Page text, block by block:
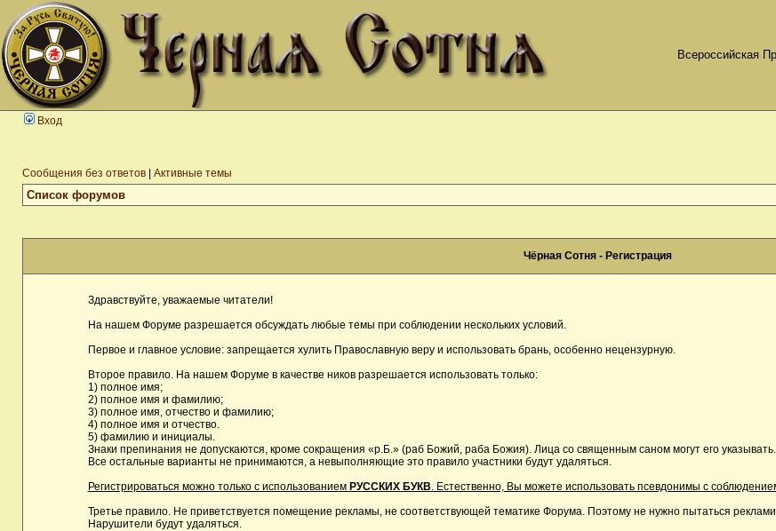
Всероссийская
Вход
Сообщения без ответов Активные темы
Список форумов
Чёрная Сотня - Регистрация
Здравствуйте, уважаемые читатели!
На нашем Форуме разрешается обсуждать любые темы при соблюдении нескольких условий.
Первое и главное условие: запрещается хулить Православную веру и использовать брань, особенно нецензурную.
Второе правило. На нашем Форуме в качестве ников разрешается использовать только:
1) полное имя;
2) полное имя и фамилию;
3) полное имя, отчество и фамилию;
4) полное имя и отчество.
5) фамилию и инициалы.
Знаки препинания не допускаются, кроме сокращения «р.Б.» (раб Божий, раба Божия). Лица со священным саном могут его указывать.
Все остальные варианты не принимаются, а невыполняющие это правило участники будут удаляться.
Регистрироваться можно только с использованием РУССКИХ БУКВ. Естественно, Вы можете использовать псевдонимы с
Третье правило. Не приветствуется помещение рекламы, не соответствующей тематике Форума. Поэтому не нужно пытаться
Нарушители будут удаляться.